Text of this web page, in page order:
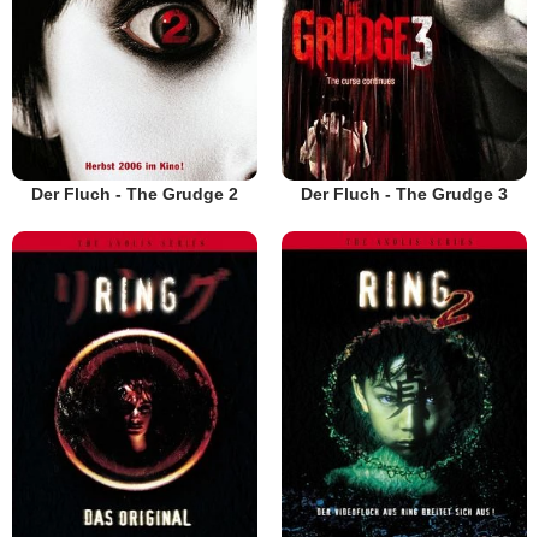
Der Fluch - The Grudge 2 Der Fluch - The Grudge 3